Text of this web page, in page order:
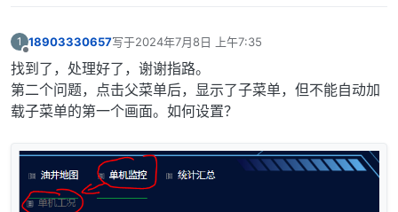
1
离线
18903330657写于2024年7月8日 上午7:35
最后由 编辑
找到了，处理好了，谢谢指路。
第二个问题，点击父菜单后，显示了子菜单，但不能自动加
载子菜单的第一个画面。如何设置？